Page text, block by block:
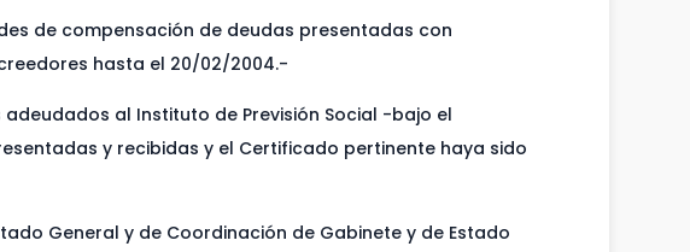
de compensación de deudas presentadas con
hasta el 20/02/2004.-
al Instituto de Previsión Social -bajo el
y recibidas y el Certificado pertinente haya sido
General y de Coordinación de Gabinete y de Estado